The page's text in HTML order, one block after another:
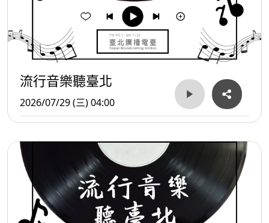
流行音樂聽臺北
2026/07/29 (三) 04:00